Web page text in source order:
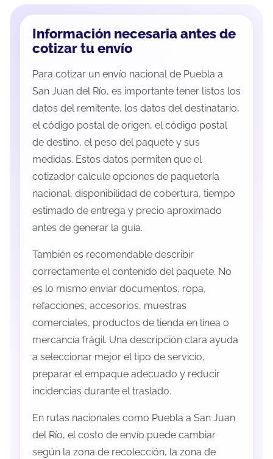
Información necesaria antes de
cotizar tu envío
Para cotizar un envío nacional de Puebla a
San Juan del Río, es importante tener listos los
datos del remitente, los datos del destinatario,
el código postal de origen, el código postal
de destino, el peso del paquete y sus
medidas. Estos datos permiten que el
cotizador calcule opciones de paquetería
nacional, disponibilidad de cobertura, tiempo
estimado de entrega y precio aproximado
antes de generar la guía.
También es recomendable describir
correctamente el contenido del paquete. No
es lo mismo enviar documentos, ropa,
refacciones, accesorios, muestras
comerciales, productos de tienda en línea o
mercancía frágil. Una descripción clara ayuda
a seleccionar mejor el tipo de servicio,
preparar el empaque adecuado y reducir
incidencias durante el traslado.
En rutas nacionales como Puebla a San Juan
del Río, el costo de envío puede cambiar
según la zona de recolección, la zona de